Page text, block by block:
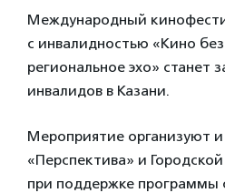
Международный
с инвалидностью «Кино
региональное эхо» станет
инвалидов в Казани.
Мероприятие организуют
«Перспектива» и
при поддержке программы